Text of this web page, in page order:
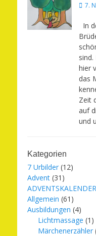
7.
In
hier
das
Zeit
auf
und
Kategorien
7 Urbilder (12)
Advent (31)
ADVENTSKALENDER
Allgemein (61)
Ausbildungen (4)
Lichtmassage (1)
Märchenerzähler